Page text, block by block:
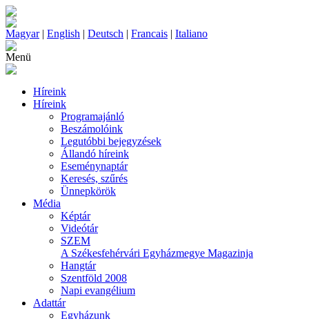
Magyar| English | Deutsch | Francais | Italiano
Menü
Híreink
Híreink
Programajánló
Beszámolóink
Legutóbbi bejegyzések
Állandó híreink
Eseménynaptár
Keresés, szűrés
Ünnepkörök
Média
Képtár
Videótár
SZEM
A Székesfehérvári Egyházmegye Magazinja
Hangtár
Szentföld 2008
Napi evangélium
Adattár
Egyházunk